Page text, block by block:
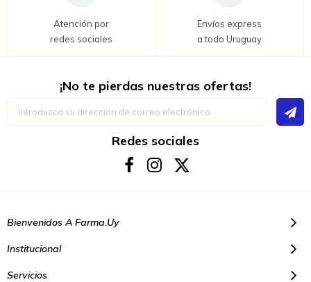
Atención por
redes sociales
Envíos express
a todo Uruguay
¡No te pierdas nuestras ofertas!
Redes sociales
Bienvenidos A Farma.uy
Institucional
Servicios